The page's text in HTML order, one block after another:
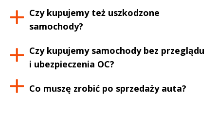
Czy kupujemy też uszkodzone
samochody?
Czy kupujemy samochody bez przeglądu
i ubezpieczenia OC?
Co muszę zrobić po sprzedaży auta?